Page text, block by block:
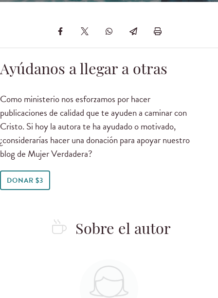
Ayúdanos a llegar a otras
Como ministerio nos esforzamos por hacer
publicaciones de calidad que te ayuden a caminar con
Cristo. Si hoy la autora te ha ayudado o motivado,
¿considerarías hacer una donación para apoyar nuestro
blog de Mujer Verdadera?
DONAR $3
Sobre el autor